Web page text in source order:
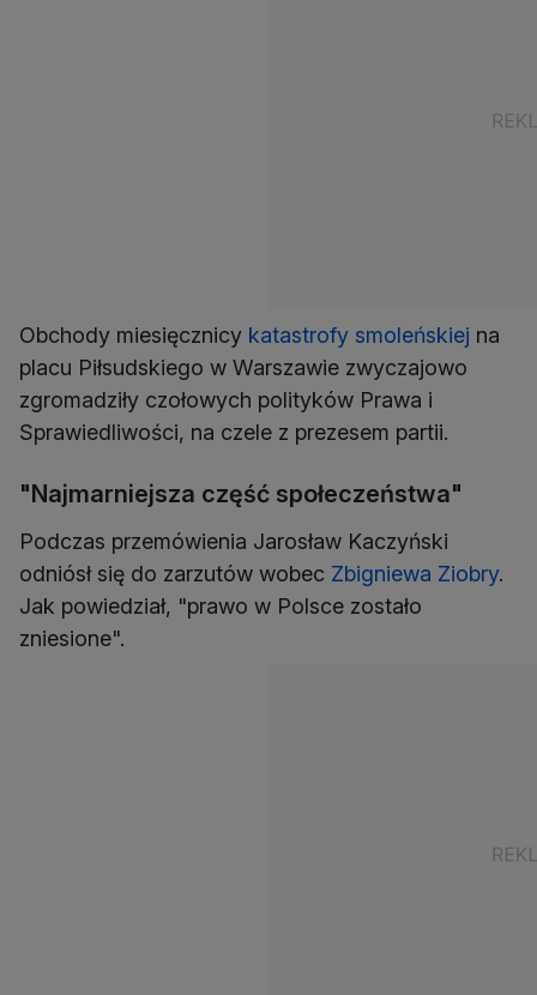
Obchody miesięcznicy katastrofy smoleńskiej na
placu Piłsudskiego w Warszawie zwyczajowo
zgromadziły czołowych polityków Prawa i
Sprawiedliwości, na czele z prezesem partii.
"Najmarniejsza część społeczeństwa"
Podczas przemówienia Jarosław Kaczyński
odniósł się do zarzutów wobec Zbigniewa Ziobry.
Jak powiedział, "prawo w Polsce zostało
zniesione".